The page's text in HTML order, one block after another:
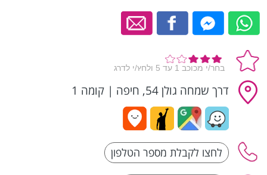
דרך שמחה גולן 54, חיפה | קומה 1